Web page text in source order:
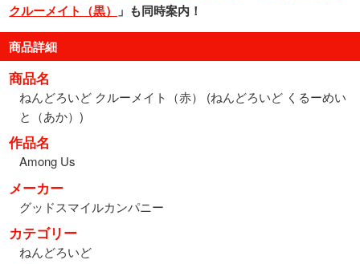
クルーメイト（黒）
」も同時案内！
商品詳細
商品名
ねんどろいど クルーメイト（赤） (ねんどろいど くるーめい
と（あか）)
作品名
Among Us
メーカー
グッドスマイルカンパニー
カテゴリー
ねんどろいど